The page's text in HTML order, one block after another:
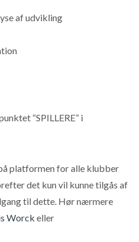
af udvikling
“SPILLERE” i
platformen for alle klubber
det kun vil kunne tilgås af
til dette. Hør nærmere
Worck eller